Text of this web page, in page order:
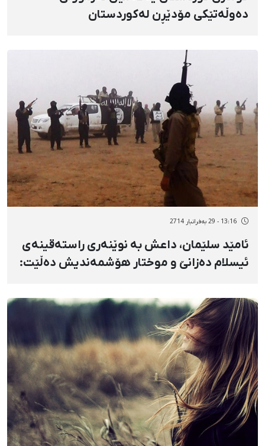
دەوڵەتێكی مۆدێڕن لەكوردستان
13:16 - 29 بەفرانبار 2714
ئامێد سلێمان، داعش بە نوێنەری راستەقینەی
ئیسلام دەزانێ و موختار هۆشمەندیش دەڵێت:
وەردەگرێت